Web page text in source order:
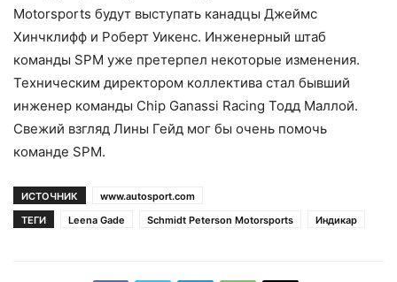
Motorsports будут выступать канадцы Джеймс
Хинчклифф и Роберт Уикенс. Инженерный штаб
команды SPM уже претерпел некоторые изменения.
Техническим директором коллектива стал бывший
инженер команды Chip Ganassi Racing Тодд Маллой.
Свежий взгляд Лины Гейд мог бы очень помочь
команде SPM.
ИСТОЧНИК
www.autosport.com
ТЕГИ
Leena Gade Schmidt Peterson Motorsports Индикар